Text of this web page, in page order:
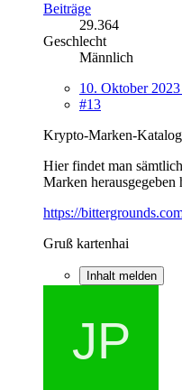
Beiträge
29.364
Geschlecht
Männlich
10. Oktober
#13
Krypto-Marken-Katalog
Hier findet man
Marken
https://
Gruß kartenhai
Inhalt melden